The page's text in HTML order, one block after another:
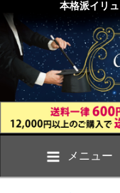
本格派イリ
メニュー